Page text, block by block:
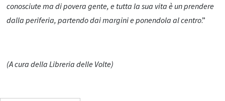
conosciute ma di povera gente, e tutta la sua vita è un prendere
dalla periferia, partendo dai margini e ponendola al centro.”
(A cura della Libreria delle Volte)